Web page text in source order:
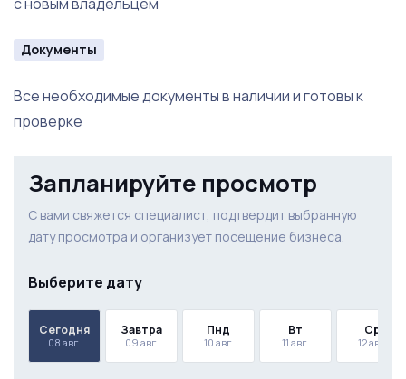
Документы
Все необходимые документы в наличии и готовы к
проверке
Запланируйте просмотр
С вами свяжется специалист, подтвердит выбранную
дату просмотра и организует посещение бизнеса.
Выберите дату
Сегодня
08 авг.
Завтра
09 авг.
Пнд
10 авг.
Вт
11 авг.
Ср
12 авг.